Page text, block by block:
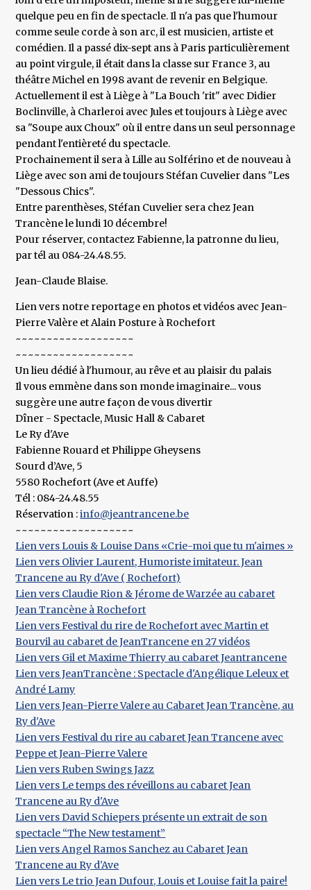
quelque peu en fin de spectacle. Il n'a pas que l'humour
comme seule corde à son arc, il est musicien, artiste et
comédien. Il a passé dix-sept ans à Paris particulièrement
au point virgule, il était dans la classe sur France 3, au
théâtre Michel en 1998 avant de revenir en Belgique.
Actuellement il est à Liège à "La Bouch 'rit" avec Didier
Boclinville, à Charleroi avec Jules et toujours à Liège avec
sa "Soupe aux Choux" où il entre dans un seul personnage
pendant l'entièreté du spectacle.
Prochainement il sera à Lille au Solférino et de nouveau à
Liège avec son ami de toujours Stéfan Cuvelier dans "Les
"Dessous Chics".
Entre parenthèses, Stéfan Cuvelier sera chez Jean
Trancène le lundi 10 décembre!
Pour réserver, contactez Fabienne, la patronne du lieu,
par tél au 084-24.48.55.
Jean-Claude Blaise.
Lien vers notre reportage en photos et vidéos avec Jean-
Pierre Valère et Alain Posture à Rochefort
~~~~~~~~~~~~~~~~~~~
~~~~~~~~~~~~~~~~~~~
Un lieu dédié à l'humour, au rêve et au plaisir du palais
Il vous emmène dans son monde imaginaire... vous
suggère une autre façon de vous divertir
Dîner - Spectacle, Music Hall & Cabaret
Le Ry d'Ave
Fabienne Rouard et Philippe Gheysens
Sourd d’Ave, 5
5580 Rochefort (Ave et Auffe)
Tél : 084-24.48.55
Réservation :info@jeantrancene.be
~~~~~~~~~~~~~~~~~~~
Lien vers Louis & Louise Dans «Crie-moi que tu m'aimes »
Lien vers Olivier Laurent, Humoriste imitateur. Jean
Trancene au Ry d'Ave ( Rochefort)
Lien vers Claudie Rion & Jérome de Warzée au cabaret
Jean Trancène à Rochefort
Lien vers Festival du rire de Rochefort avec Martin et
Bourvil au cabaret de JeanTrancene en 27 vidéos
Lien vers Gil et Maxime Thierry au cabaret Jeantrancene
Lien vers JeanTrancène : Spectacle d'Angélique Leleux et
André Lamy
Lien vers Jean-Pierre Valere au Cabaret Jean Trancène, au
Ry d'Ave
Lien vers Festival du rire au cabaret Jean Trancene avec
Peppe et Jean-Pierre Valere
Lien vers Ruben Swings Jazz
Lien vers Le temps des réveillons au cabaret Jean
Trancene au Ry d'Ave
Lien vers David Schiepers présente un extrait de son
spectacle “The New testament”
Lien vers Angel Ramos Sanchez au Cabaret Jean
Trancene au Ry d'Ave
Lien vers Le trio Jean Dufour, Louis et Louise fait la paire!